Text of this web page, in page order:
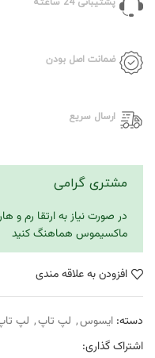
ضمانت اصل بودن
ارسال سریع
مشتری گرامی
در صورت نیاز به ارتقا رم و
ماکسیموس هماهنگ کنید
افزودن به علاقه مندی
دسته: ایسوس, لپ تاپ, لپ
اشتراک گذاری: